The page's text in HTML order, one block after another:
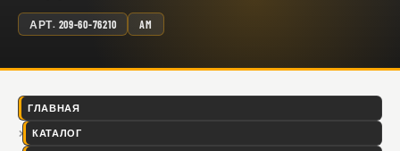
АРТ. 209-60-76210 AM
ГЛАВНАЯ
КАТАЛОГ